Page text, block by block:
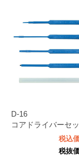
D-16
コアドライバーセ
税込
税抜